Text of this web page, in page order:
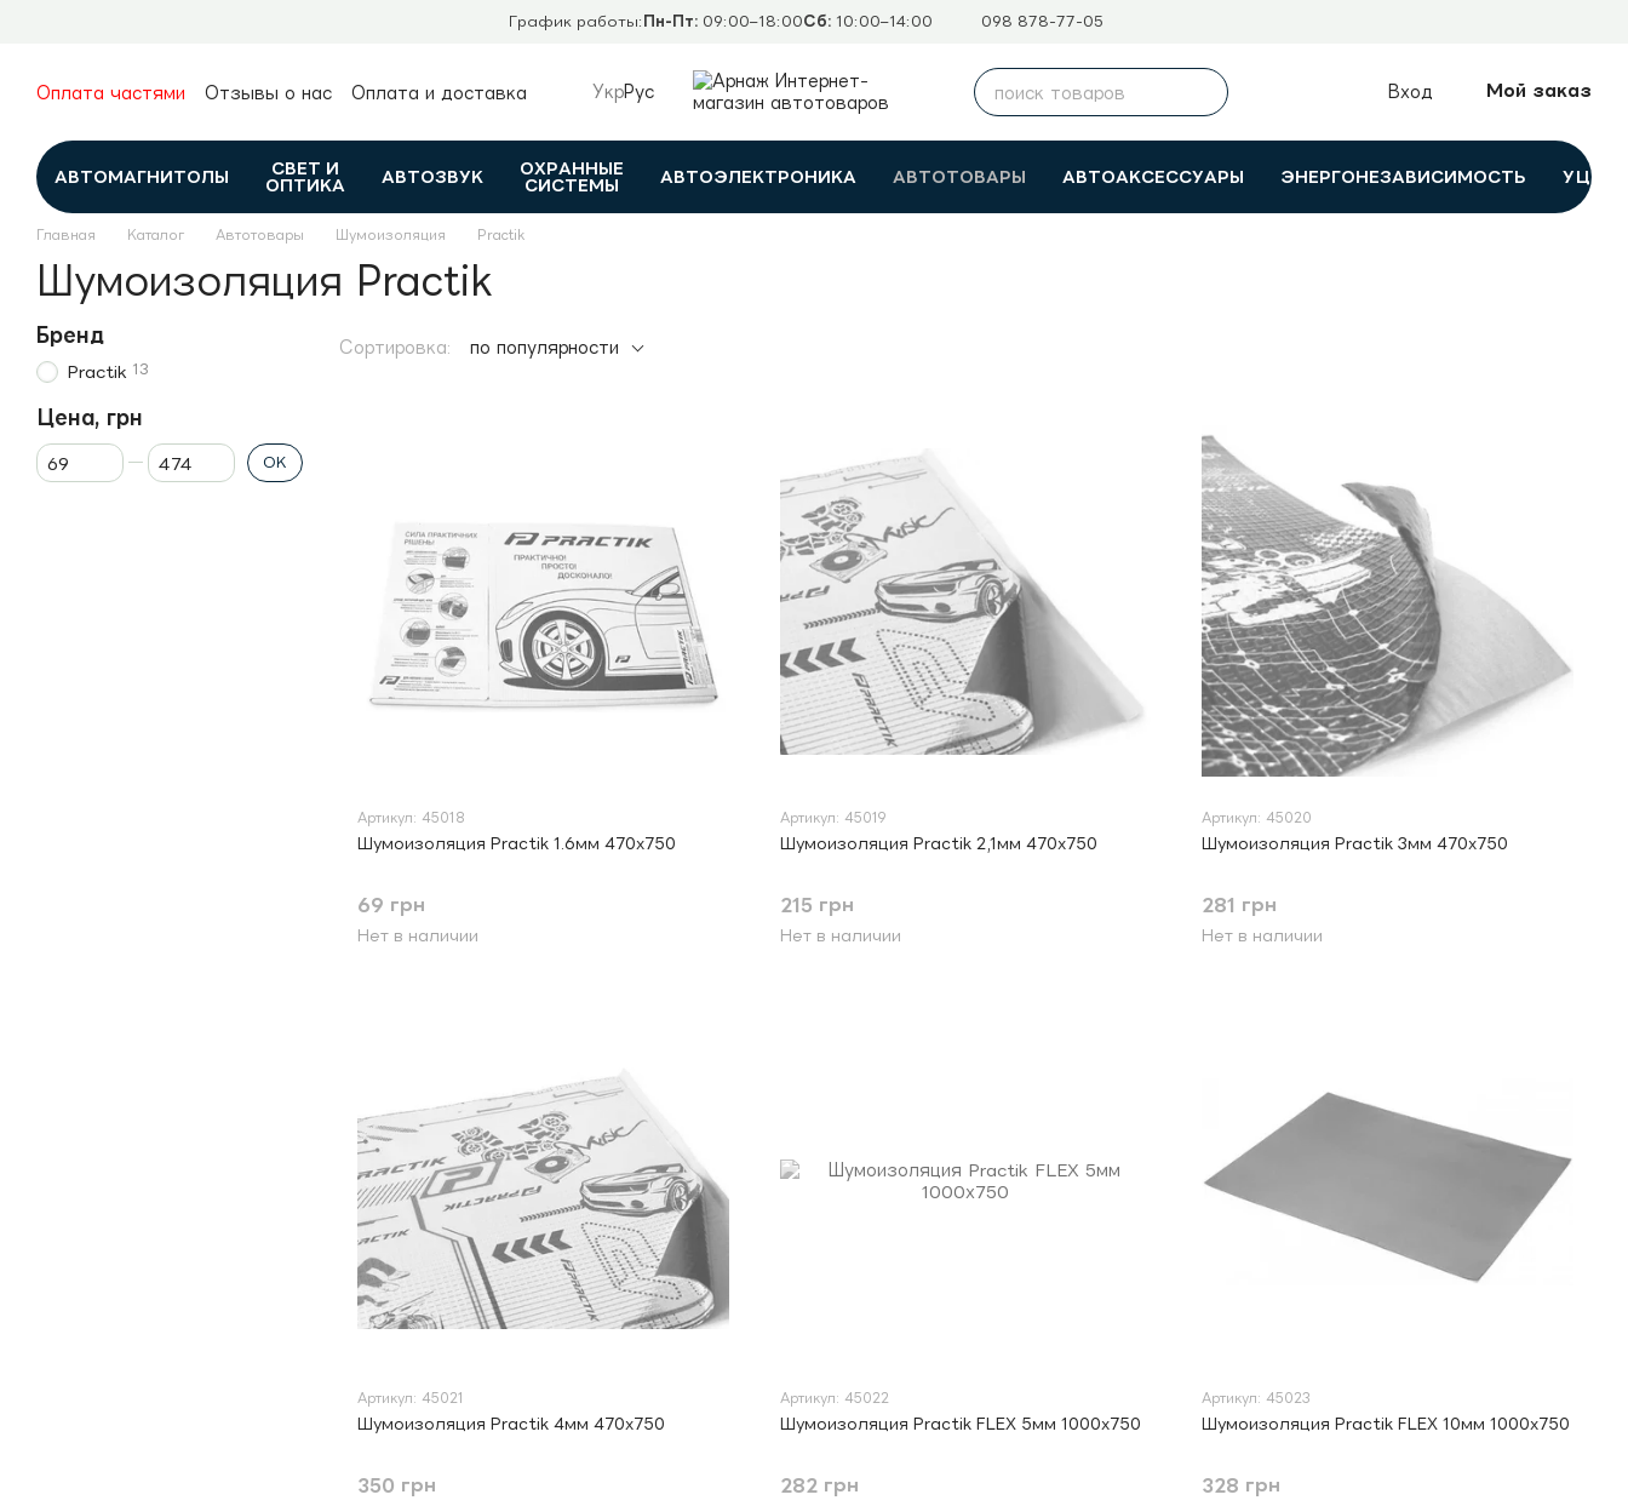
График работы: Пн-Пт:09:00–18:00Сб:10:00–14:00 098 878-77-05
Оплата частями Отзывы о нас
Оплата и доставка
Контакты
Каталог
УкрРус Вход Мой заказ
АВТОМАГНИТОЛЫ
СВЕТ И
ОПТИКА
АВТОЗВУК
ОХРАННЫЕ
СИСТЕМЫ
АВТОЭЛЕКТРОНИКА АВТОТОВАРЫ АВТОАКСЕССУАРЫ ЭНЕРГОНЕЗАВИСИМОСТЬ
Главная Каталог Автотовары Шумоизоляция Practik
Шумоизоляция Practik
Сортировка: по популярности
Артикул: 45018
Шумоизоляция Practik 1.6мм 470х750
69 грн
Нет в наличии
Артикул: 45019
Шумоизоляция Practik 2,1мм 470х750
215 грн
Нет в наличии
Артикул: 45020
Шумоизоляция Practik 3мм 470х750
281 грн
Нет в наличии
Артикул: 45021
Шумоизоляция Practik 4мм 470х750
350 грн
Артикул: 45022
Шумоизоляция Practik FLEX 5мм 1000х750
282 грн
Артикул: 45023
Шумоизоляция Practik FLEX 10мм 1000х750
328 грн
Бренд
Practik 13
Цена, грн
От Цена, грн
До Цена, грн
OK